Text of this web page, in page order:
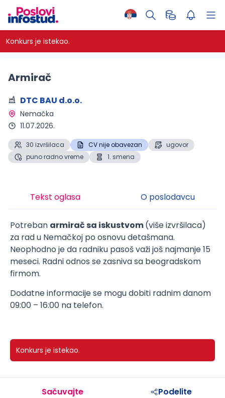
Konkurs je istekao.
Armirač
DTC BAU d.o.o.
Nemačka
11.07.2026.
30 izvršilaca CV nije obavezan
ugovor
puno radno vreme
1. smena
Tekst oglasa O poslodavcu
Potreban armirač sa iskustvom(više izvršilaca)
za rad u Nemačkoj po osnovu detašmana.
Neophodno je da radniku pasoš važi još najmanje 15
meseci. Radni odnos se zasniva sa beogradskom
firmom.
Dodatne informacije se mogu dobiti radnim danom
09:00 – 16:00 na telefon.
Konkurs je istekao.
Sačuvajte Podelite